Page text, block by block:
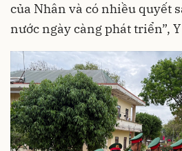
của Nhân và có nhiều quyết
nước ngày càng phát triển”,